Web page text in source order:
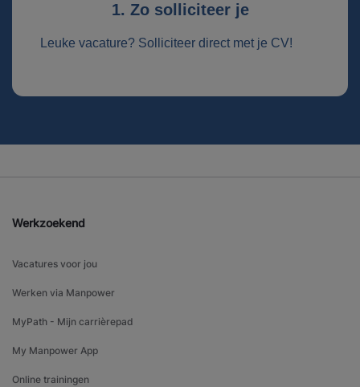
1. Zo solliciteer je
Leuke vacature? Solliciteer direct met je CV!
Werkzoekend
Vacatures voor jou
Werken via Manpower
MyPath - Mijn carrièrepad
My Manpower App
Online trainingen